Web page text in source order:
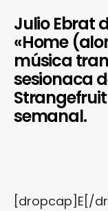
Julio Ebrat
«Home
música
sesionaca
Strangefruit
semanal.
[dropcap]E[/